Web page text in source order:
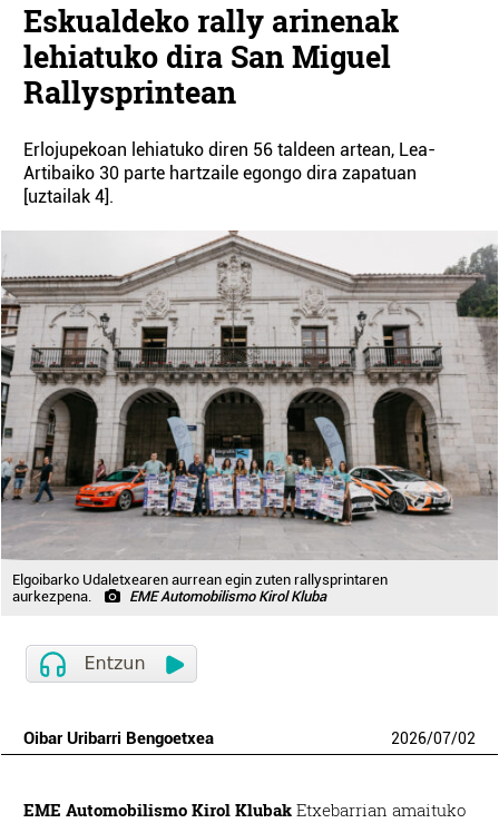
Eskualdeko rally arinenak
lehiatuko dira San Miguel
Rallysprintean
Erlojupekoan lehiatuko diren 56 taldeen artean, Lea-
Artibaiko 30 parte hartzaile egongo dira zapatuan
[uztailak 4].
Elgoibarko Udaletxearen aurrean egin zuten rallysprintaren
aurkezpena.
EME Automobilismo Kirol Kluba
Oibar Uribarri Bengoetxea 2026/07/02
EME Automobilismo Kirol Klubak Etxebarrian amaituko